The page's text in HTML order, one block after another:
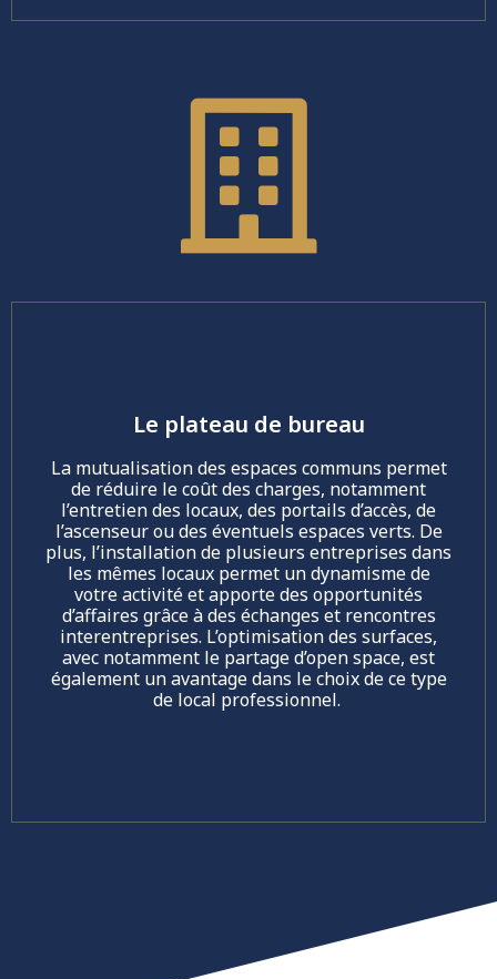
Le plateau de bureau
La mutualisation des espaces communs permet
de réduire le coût des charges, notamment
l’entretien des locaux, des portails d’accès, de
l’ascenseur ou des éventuels espaces verts. De
plus, l’installation de plusieurs entreprises dans
les mêmes locaux permet un dynamisme de
votre activité et apporte des opportunités
d’affaires grâce à des échanges et rencontres
interentreprises. L’optimisation des surfaces,
avec notamment le partage d’open space, est
également un avantage dans le choix de ce type
de local professionnel.